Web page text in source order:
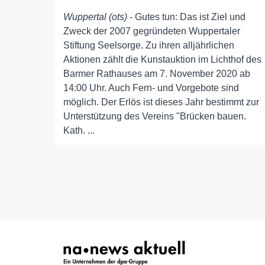
Wuppertal (ots) - Gutes tun: Das ist Ziel und
Zweck der 2007 gegründeten Wuppertaler
Stiftung Seelsorge. Zu ihren alljährlichen
Aktionen zählt die Kunstauktion im Lichthof des
Barmer Rathauses am 7. November 2020 ab
14:00 Uhr. Auch Fern- und Vorgebote sind
möglich. Der Erlös ist dieses Jahr bestimmt zur
Unterstützung des Vereins "Brücken bauen.
Kath. ...